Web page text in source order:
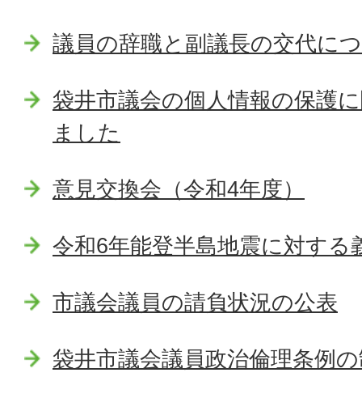
議員の辞職と副議長の交代に
袋井市議会の個人情報の保護
ました
意見交換会（令和4年度）
令和6年能登半島地震に対する
市議会議員の請負状況の公表
袋井市議会議員政治倫理条例